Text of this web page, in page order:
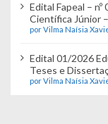
Edital Fapeal –
Científica Júnior
por Vilma Naísia
Edital 01/2026
Teses e
por Vilma Naísia